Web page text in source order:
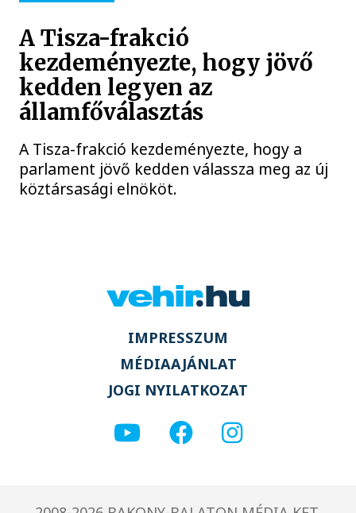
A Tisza-frakció
kezdeményezte, hogy jövő
kedden legyen az
államfőválasztás
A Tisza-frakció kezdeményezte, hogy a
parlament jövő kedden válassza meg az új
köztársasági elnököt.
IMPRESSZUM
MÉDIAAJÁNLAT
JOGI NYILATKOZAT